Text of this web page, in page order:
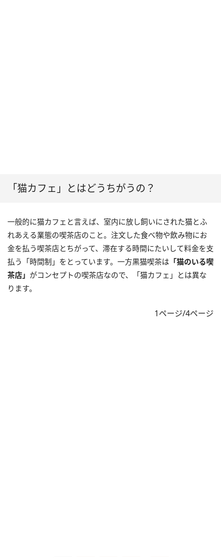
「猫カフェ」とはどうちがうの？
一般的に猫カフェと言えば、室内に放し飼いにされた猫とふ
れあえる業態の喫茶店のこと。注文した食べ物や飲み物にお
金を払う喫茶店とちがって、滞在する時間にたいして料金を支
払う「時間制」をとっています。一方黒猫喫茶は 「猫のいる喫
茶店」 がコンセプトの喫茶店なので、「猫カフェ」とは異な
ります。
1ページ/4ページ